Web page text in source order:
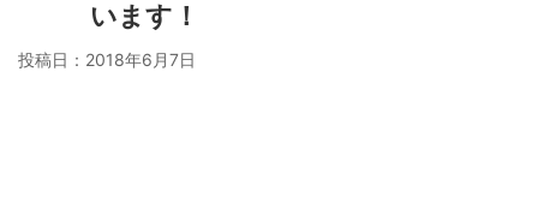
います！
投稿日： 2018年6月7日